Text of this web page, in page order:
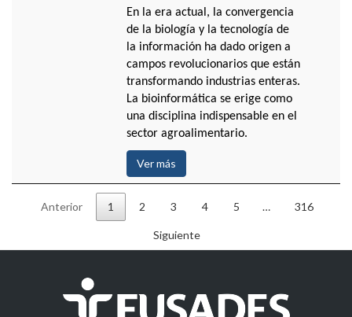
En la era actual, la convergencia
de la biología y la tecnología de
la información ha dado origen a
campos revolucionarios que están
transformando industrias enteras.
La bioinformática se erige como
una disciplina indispensable en el
sector agroalimentario.
Ver más
Anterior 1 2 3 4 5 … 316
Siguiente